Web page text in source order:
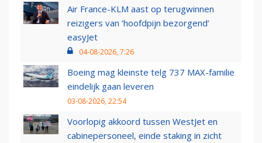
Air France-KLM aast op terugwinnen
reizigers van ‘hoofdpijn bezorgend’
easyJet
04-08-2026, 7:26
Boeing mag kleinste telg 737 MAX-familie
eindelijk gaan leveren
03-08-2026, 22:54
Voorlopig akkoord tussen WestJet en
cabinepersoneel, einde staking in zicht